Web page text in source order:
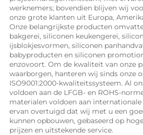
werknemers; bovendien blijven wij
onze grote klanten uit Europa,
Onze belangrijkste producten
bakgerei, siliconen keukengerei,
ijsblokjesvormen, siliconen
babyproducten en siliconen
enzovoort. Om de kwaliteit van onze
waarborgen, hanteren wij sinds onze
ISO9001:2000-kwaliteitssysteem. Al
voldoen aan de LFGB- en ROHS-
materialen voldoen aan
ervan overtuigd dat wij met u een
kunnen opbouwen, gebaseerd op
prijzen en uitstekende service.